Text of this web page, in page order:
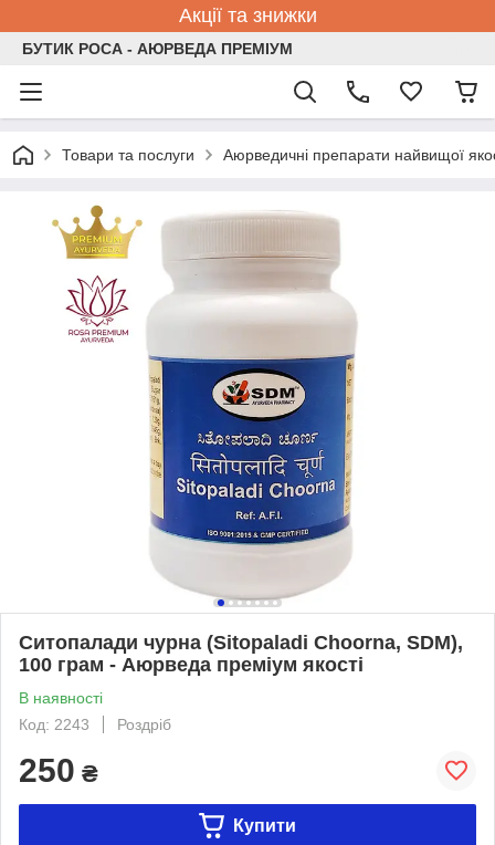
Акції та знижки
БУТИК РОСА - АЮРВЕДА ПРЕМІУМ
Товари та послуги Аюрведичні препарати найвищої
Ситопалади чурна (Sitopaladi Choorna, SDM),
100 грам - Аюрведа преміум якості
В наявності
Код: 2243
Роздріб
250 ₴
Купити